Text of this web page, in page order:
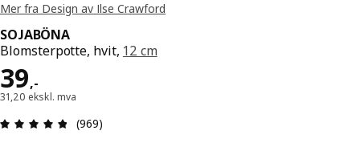
Mer fra Design av Ilse Crawford
SOJABÖNA
Blomsterpotte, hvit, 12 cm
39,-
Pris 39,-
31,20 ekskl. mva
Produktomtale: 4.8 ingen kundevurdering 5
(969)